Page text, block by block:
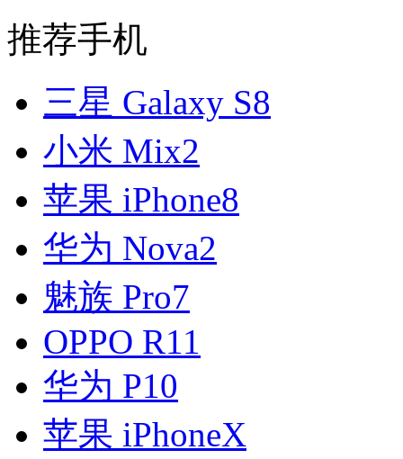
推荐手机
三星 Galaxy S8
小米 Mix2
苹果 iPhone8
华为 Nova2
魅族 Pro7
OPPO R11
华为 P10
苹果 iPhoneX